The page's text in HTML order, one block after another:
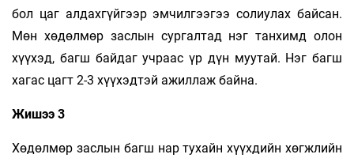
бол цаг алдахгүйгээр эмчилгээгээ солиулах байсан.
Мөн хө­дөлмөр заслын сургалтад нэг танхимд олон
хүүхэд, багш байдаг учраас үр дүн муутай. Нэг багш
хагас цагт 2-3 хүүхэдтэй ажиллаж байна.
Жишээ 3
Хөдөлмөр заслын багш нар тухайн хүүх­дийн хөгжлийн